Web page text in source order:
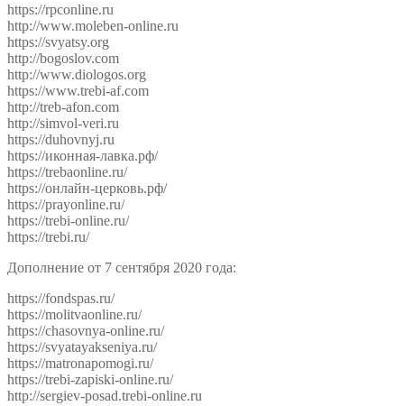
https://rpconline.ru
http://www.moleben-online.ru
https://svyatsy.org
http://bogoslov.com
http://www.diologos.org
https://www.trebi-af.com
http://treb-afon.com
http://simvol-veri.ru
https://duhovnyj.ru
https://иконная-лавка.рф/
https://trebaonline.ru/
https://онлайн-церковь.рф/
https://prayonline.ru/
https://trebi-online.ru/
https://trebi.ru/
Дополнение от 7 сентября 2020 года:
https://fondspas.ru/
https://molitvaonline.ru/
https://chasovnya-online.ru/
https://svyatayakseniya.ru/
https://matronapomogi.ru/
https://trebi-zapiski-online.ru/
http://sergiev-posad.trebi-online.ru